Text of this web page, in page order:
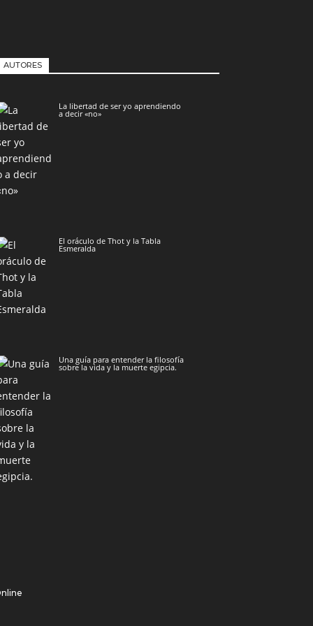
AUTORES
La libertad de ser yo aprendiendo
a decir «no»
El oráculo de Thot y la Tabla
Esmeralda
Una guía para entender la filosofía
sobre la vida y la muerte egipcia.